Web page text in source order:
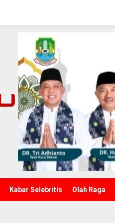
Kabar Selebritis Olah Raga
Surat Edaran